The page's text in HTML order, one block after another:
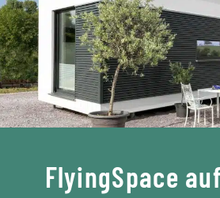
FlyingSpace